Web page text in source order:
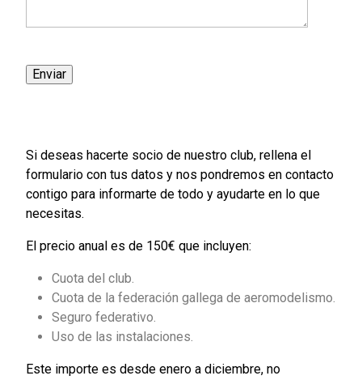
Si deseas hacerte socio de nuestro club, rellena el
formulario con tus datos y nos pondremos en contacto
contigo para informarte de todo y ayudarte en lo que
necesitas.
El precio anual es de 150€ que incluyen:
Cuota del club.
Cuota de la federación gallega de aeromodelismo.
Seguro federativo.
Uso de las instalaciones.
Este importe es desde enero a diciembre, no